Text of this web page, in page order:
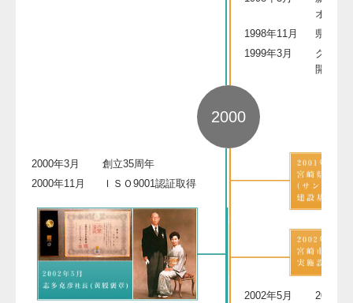
オープ
1998年11月
県武道
1999年3月
グリー
開催
2000
2000年3月
創立35周年
2000年11月
ＩＳＯ9001認証取得
2002年5月
2002年